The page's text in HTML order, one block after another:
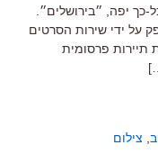
כך יפה, ״בירושלים״.
על ידי שירות הסרטים
תיירות פרסומית
צילום